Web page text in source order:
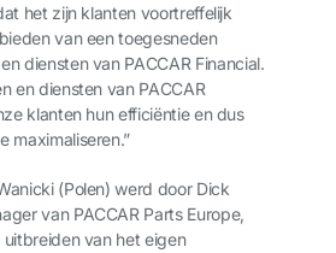
het zijn klanten voortreffelijk
van een toegesneden
diensten van PACCAR Financial.
en diensten van PACCAR
klanten hun efficiëntie en dus
maximaliseren.”
(Polen) werd door Dick
van PACCAR Parts Europe,
van het eigen